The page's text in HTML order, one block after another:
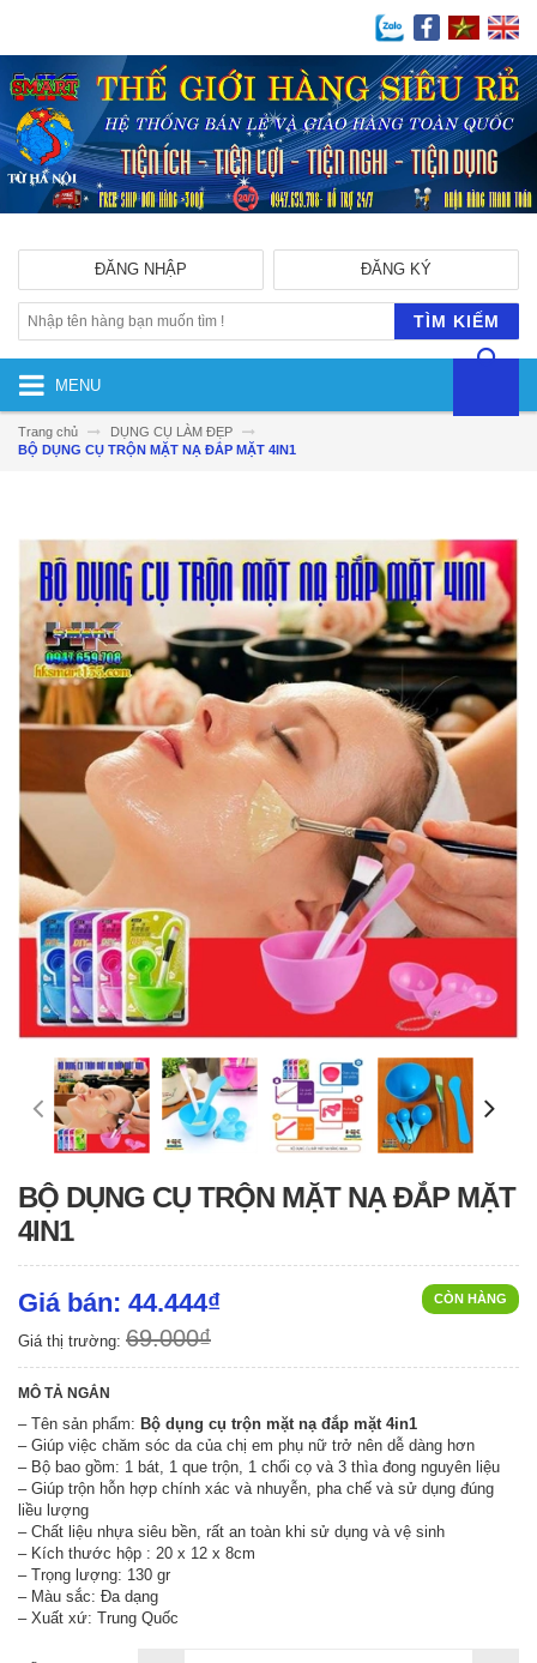
ĐĂNG KÝ
ĐĂNG NHẬP
TÌM KIẾM
MENU
Trang chủ
DỤNG CỤ LÀM ĐẸP
BỘ DỤNG CỤ TRỘN MẶT NẠ ĐẮP MẶT 4IN1
BỘ DỤNG CỤ TRỘN MẶT NẠ ĐẮP MẶT
4IN1
CÒN HÀNG
Giá bán: 44.444₫
Giá thị trường: 69.000₫
MÔ TẢ NGẮN
– Tên sản phẩm: Bộ dụng cụ trộn mặt nạ đắp mặt 4in1
– Giúp việc chăm sóc da của chị em phụ nữ trở nên dễ dàng hơn
– Bộ bao gồm: 1 bát, 1 que trộn, 1 chổi cọ và 3 thìa đong nguyên liệu
– Giúp trộn hỗn hợp chính xác và nhuyễn, pha chế và sử dụng đúng
liều lượng
– Chất liệu nhựa siêu bền, rất an toàn khi sử dụng và vệ sinh
– Kích thước hộp : 20 x 12 x 8cm
– Trọng lượng: 130 gr
– Màu sắc: Đa dạng
– Xuất xứ: Trung Quốc